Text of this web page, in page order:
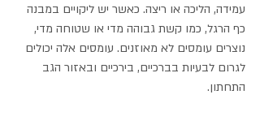
עמידה, הליכה או ריצה. כאשר יש ליקויים במבנה
כף הרגל, כמו קשת גבוהה מדי או שטוחה מדי,
נוצרים עומסים לא מאוזנים. עומסים אלה יכולים
לגרום לבעיות בברכיים, בירכיים ובאזור הגב
התחתון.